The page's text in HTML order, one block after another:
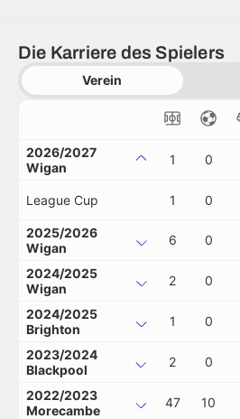
Die Karriere des Spielers
Verein
2026/2027
Wigan
1 0
League Cup 1 0
2025/2026
Wigan
6 0
2024/2025
Wigan
2 0
2024/2025
Brighton
1 0
2023/2024
Blackpool
2 0
2022/2023
Morecambe
47 10